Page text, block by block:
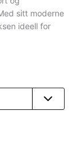
sitt moderne
ideell for